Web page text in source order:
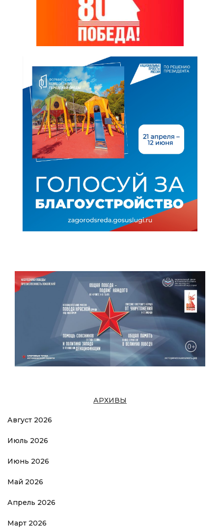
АРХИВЫ
Август 2026
Июль 2026
Июнь 2026
Май 2026
Апрель 2026
Март 2026